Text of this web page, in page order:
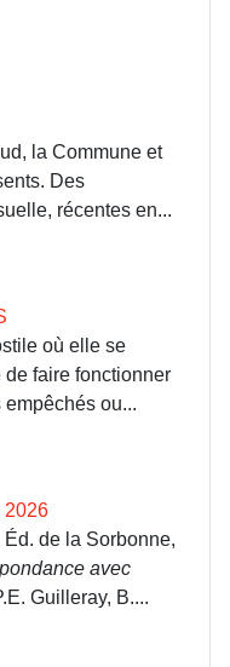
la Commune et
Des
récentes en...
où elle se
faire fonctionner
empêchés ou...
2026
Éd. de la Sorbonne,
avec
Guilleray, B....